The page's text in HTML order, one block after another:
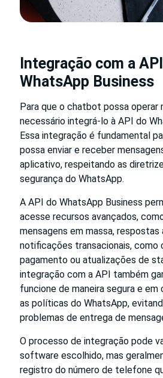
Integração com a
WhatsApp Business
Para que o chatbot possa operar
necessário integrá-lo à API do
Essa integração é fundamental
possa enviar e receber
aplicativo, respeitando as
segurança do WhatsApp.
A API do WhatsApp Business
acesse recursos avançados,
mensagens em massa,
notificações transacionais, como
pagamento ou atualizações de
integração com a API também
funcione de maneira segura e
as políticas do WhatsApp,
problemas de entrega de
O processo de integração pode
software escolhido, mas
registro do número de telefone